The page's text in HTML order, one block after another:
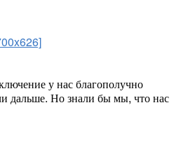
у нас благополучно
дальше. Но знали бы мы, что нас